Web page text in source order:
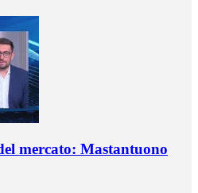
mercato: Mastantuono